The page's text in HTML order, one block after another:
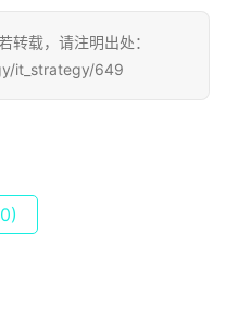
转载，请注明出处：
it_strategy/649